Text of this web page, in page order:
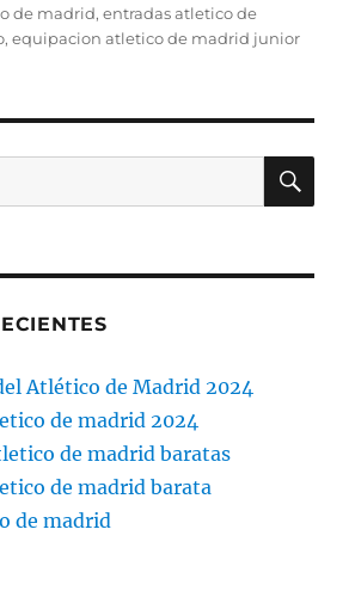
de madrid,entradas atletico de
,equipacion atletico de madrid junior
Atlético de Madrid 2024
de madrid 2024
de madrid baratas
de madrid barata
de madrid